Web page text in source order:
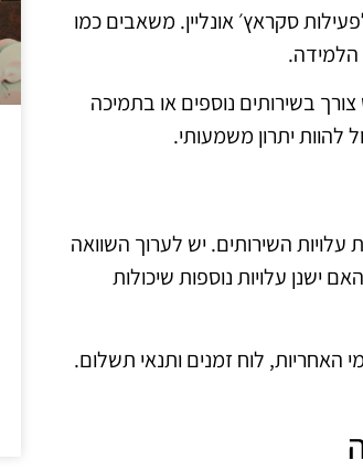
סקראץ׳ אונליין. משאבים כמו
הלמידה.
בשירותים נוספים או בתמיכה
יתרון משמעותי.
השירותים. יש לערוך השוואה
ישנן עלויות נוספות שיכולות
האחריות, לוח זמנים ותנאי תשלום.